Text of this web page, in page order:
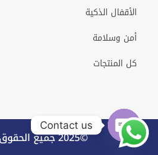
الأقفال الذكية
أمن وسلامة
كل المنتجات
©2025 جميع الحقوق محفوظة.
Contact us
Open chaty